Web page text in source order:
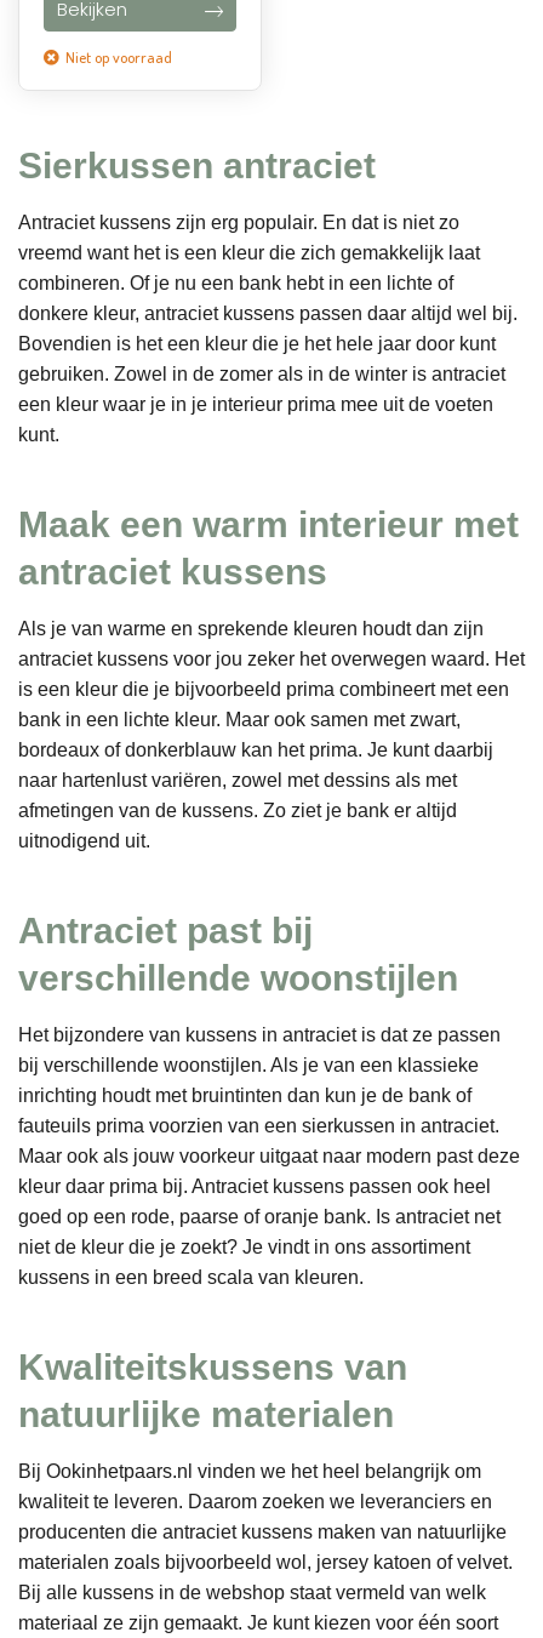
Bekijken
Niet op voorraad
Sierkussen antraciet
Antraciet kussens zijn erg populair. En dat is niet zo
vreemd want het is een kleur die zich gemakkelijk laat
combineren. Of je nu een bank hebt in een lichte of
donkere kleur, antraciet kussens passen daar altijd wel bij.
Bovendien is het een kleur die je het hele jaar door kunt
gebruiken. Zowel in de zomer als in de winter is antraciet
een kleur waar je in je interieur prima mee uit de voeten
kunt.
Maak een warm interieur met
antraciet kussens
Als je van warme en sprekende kleuren houdt dan zijn
antraciet kussens voor jou zeker het overwegen waard. Het
is een kleur die je bijvoorbeeld prima combineert met een
bank in een lichte kleur. Maar ook samen met zwart,
bordeaux of donkerblauw kan het prima. Je kunt daarbij
naar hartenlust variëren, zowel met dessins als met
afmetingen van de kussens. Zo ziet je bank er altijd
uitnodigend uit.
Antraciet past bij
verschillende woonstijlen
Het bijzondere van kussens in antraciet is dat ze passen
bij verschillende woonstijlen. Als je van een klassieke
inrichting houdt met bruintinten dan kun je de bank of
fauteuils prima voorzien van een sierkussen in antraciet.
Maar ook als jouw voorkeur uitgaat naar modern past deze
kleur daar prima bij. Antraciet kussens passen ook heel
goed op een rode, paarse of oranje bank. Is antraciet net
niet de kleur die je zoekt? Je vindt in ons assortiment
kussens in een breed scala van kleuren.
Kwaliteitskussens van
natuurlijke materialen
Bij Ookinhetpaars.nl vinden we het heel belangrijk om
kwaliteit te leveren. Daarom zoeken we leveranciers en
producenten die antraciet kussens maken van natuurlijke
materialen zoals bijvoorbeeld wol, jersey katoen of velvet.
Bij alle kussens in de webshop staat vermeld van welk
materiaal ze zijn gemaakt. Je kunt kiezen voor één soort